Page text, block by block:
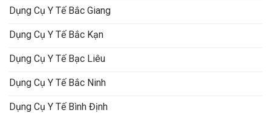
Dụng Cụ Y Tế Bắc Giang
Dụng Cụ Y Tế Bắc Kạn
Dụng Cụ Y Tế Bạc Liêu
Dụng Cụ Y Tế Bắc Ninh
Dụng Cụ Y Tế Bình Định